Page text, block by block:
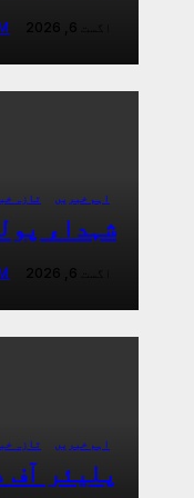
اہم خبریں تازہ
شہداء
اہم خبریں تازہ
پلیئر